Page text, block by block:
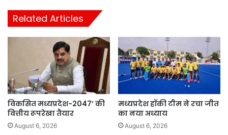
Related Articles
विकसित मध्यप्रदेश-2047’ की
वित्तीय रूपरेखा तैयार
August 6, 2026
मध्यप्रदेश हॉकी टीम ने रचा जीत
का नया अध्याय
August 6, 2026